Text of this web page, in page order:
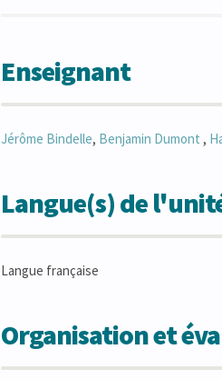
Enseignant
Jérôme Bindelle, Benjamin Dumont ,
Langue(s) de
Langue française
Organisation et